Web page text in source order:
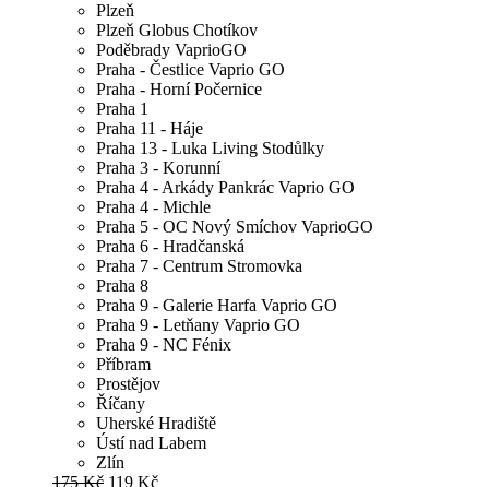
Plzeň
Plzeň Globus Chotíkov
Poděbrady VaprioGO
Praha - Čestlice Vaprio GO
Praha - Horní Počernice
Praha 1
Praha 11 - Háje
Praha 13 - Luka Living Stodůlky
Praha 3 - Korunní
Praha 4 - Arkády Pankrác Vaprio GO
Praha 4 - Michle
Praha 5 - OC Nový Smíchov VaprioGO
Praha 6 - Hradčanská
Praha 7 - Centrum Stromovka
Praha 8
Praha 9 - Galerie Harfa Vaprio GO
Praha 9 - Letňany Vaprio GO
Praha 9 - NC Fénix
Příbram
Prostějov
Říčany
Uherské Hradiště
Ústí nad Labem
Zlín
175 Kč 119 Kč